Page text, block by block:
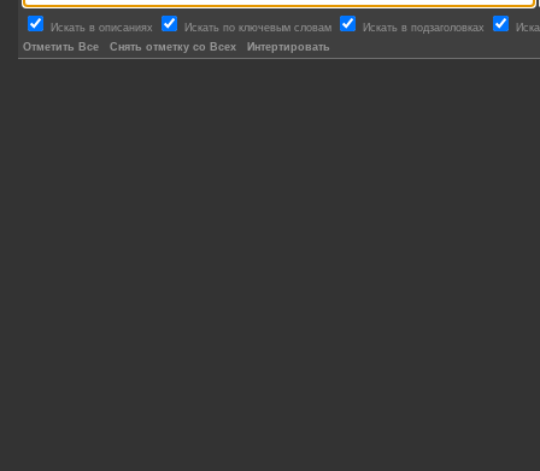
Искать в описаниях Искать по ключевым словам Искать в подзаголовках
Отметить Все
Снять отметку со Всех Интертировать